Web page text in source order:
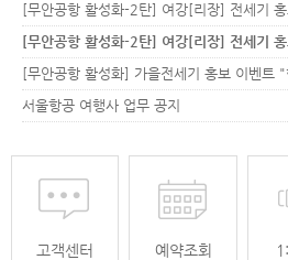
[무안공항 활성화-2탄] 여강[리장] 전세기
[무안공항 활성화-2탄] 여강[리장] 전세기
서울항공 여행사 업무 공지
고객센터 예약조회